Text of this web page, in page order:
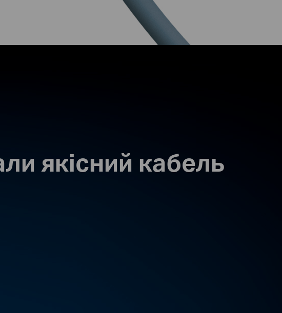
якісний кабель